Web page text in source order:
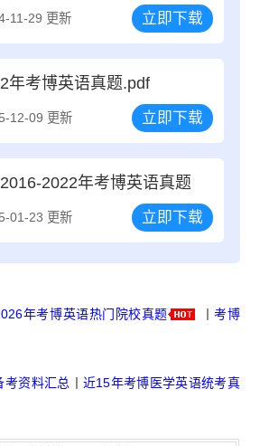
11-29 更新 立即下载
年考博英语真题.pdf
12-09 更新 立即下载
2022年考博英语真题
01-23 更新 立即下载
年考博英语热门院校真题 丨考博
考资料汇总
近15年考博医学英语统考真